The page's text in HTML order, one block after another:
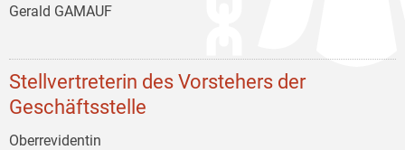
Gerald GAMAUF
Stellvertreterin des Vorstehers der
Geschäftsstelle
Oberrevidentin